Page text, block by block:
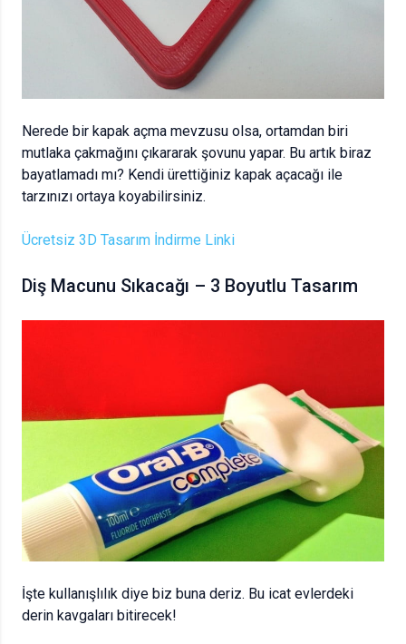
Nerede bir kapak açma mevzusu olsa, ortamdan biri
mutlaka çakmağını çıkararak şovunu yapar. Bu artık biraz
bayatlamadı mı? Kendi ürettiğiniz kapak açacağı ile
tarzınızı ortaya koyabilirsiniz.
Ücretsiz 3D Tasarım İndirme Linki
Diş Macunu Sıkacağı – 3 Boyutlu Tasarım
İşte kullanışlılık diye biz buna deriz. Bu icat evlerdeki
derin kavgaları bitirecek!